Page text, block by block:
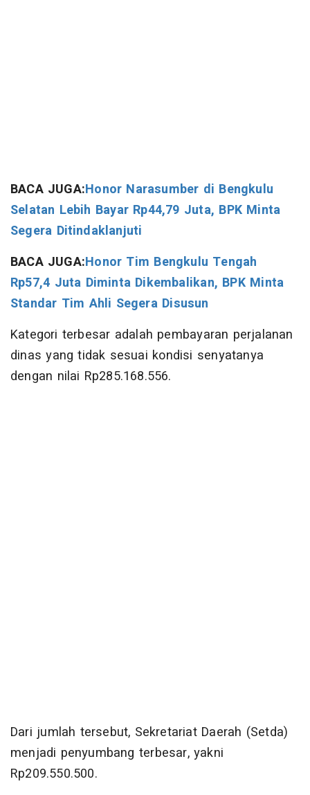
BACA JUGA:Honor Narasumber di Bengkulu
Selatan Lebih Bayar Rp44,79 Juta, BPK Minta
Segera Ditindaklanjuti
BACA JUGA:Honor Tim Bengkulu Tengah
Rp57,4 Juta Diminta Dikembalikan, BPK Minta
Standar Tim Ahli Segera Disusun
Kategori terbesar adalah pembayaran perjalanan
dinas yang tidak sesuai kondisi senyatanya
dengan nilai Rp285.168.556.
Dari jumlah tersebut, Sekretariat Daerah (Setda)
menjadi penyumbang terbesar, yakni
Rp209.550.500.